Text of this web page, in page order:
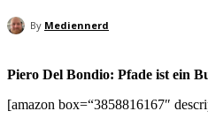
By Mediennerd
Piero Del Bondio: Pfade ist ein
[amazon box=“3858816167″